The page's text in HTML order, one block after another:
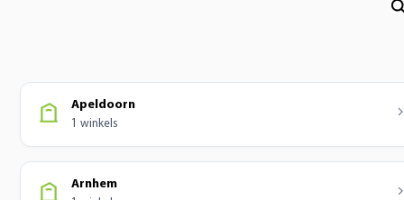
Apeldoorn
1 winkels
Arnhem